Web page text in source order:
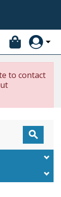
to contact
